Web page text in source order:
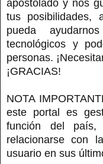
apostolado y nos
tus posibilidades,
pueda
tecnológicos y
personas.
¡GRACIAS!
NOTA
este portal es
función del
relacionarse con
usuario en sus